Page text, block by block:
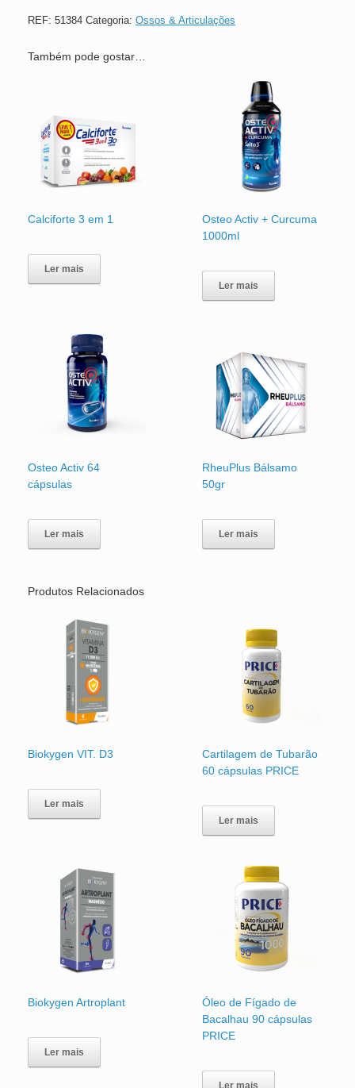
REF: 51384 Categoria: Ossos & Articulações
Também pode gostar…
Calciforte 3 em 1
Ler mais
Osteo Activ + Curcuma
1000ml
Ler mais
Osteo Activ 64
cápsulas
Ler mais
RheuPlus Bálsamo
50gr
Ler mais
Produtos Relacionados
Biokygen VIT. D3
Ler mais
Cartilagem de Tubarão
60 cápsulas PRICE
Ler mais
Biokygen Artroplant
Ler mais
Óleo de Fígado de
Bacalhau 90 cápsulas
PRICE
Ler mais